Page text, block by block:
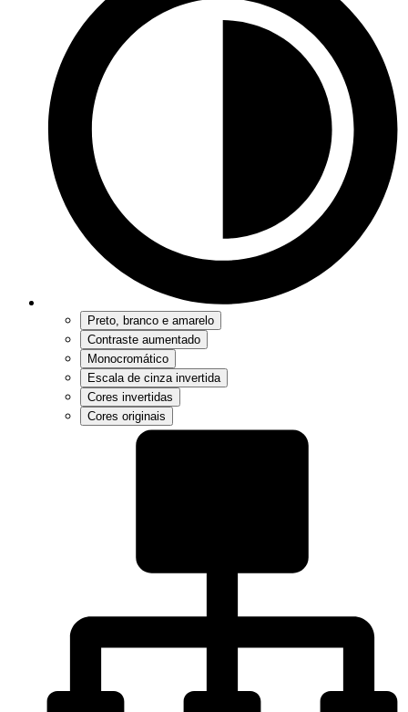
Preto, branco e amarelo
Contraste aumentado
Monocromático
Escala de cinza invertida
Cores invertidas
Cores originais